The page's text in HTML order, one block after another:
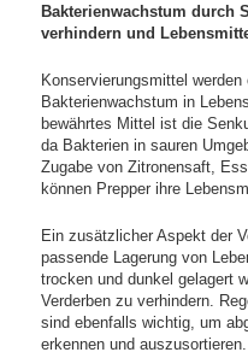
Bakterienwachstum durch
verhindern und
Konservierungsmittel
Bakterienwachstum in
bewährtes Mittel ist die
da Bakterien in sauren
Zugabe von Zitronensaft,
können Prepper ihre
Ein zusätzlicher Aspekt der
passende Lagerung von
trocken und dunkel gelagert
Verderben zu verhindern.
sind ebenfalls wichtig, um
erkennen und auszusortieren.